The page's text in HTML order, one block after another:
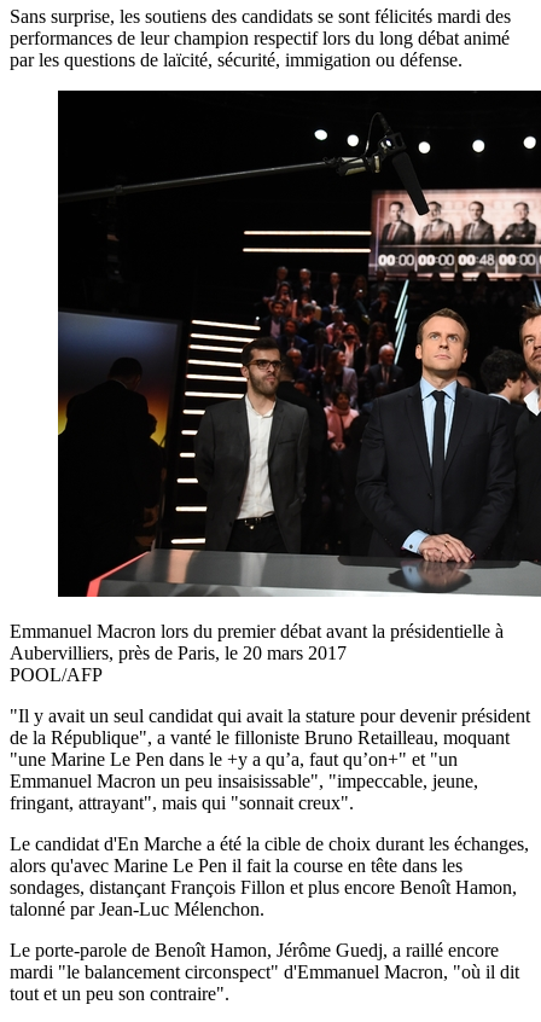
Sans surprise, les soutiens des candidats se sont félicités mardi des
performances de leur champion respectif lors du long débat animé
par les questions de laïcité, sécurité, immigation ou défense.
Emmanuel Macron lors du premier débat avant la présidentielle à
Aubervilliers, près de Paris, le 20 mars 2017
POOL/AFP
"Il y avait un seul candidat qui avait la stature pour devenir président
de la République", a vanté le filloniste Bruno Retailleau, moquant
"une Marine Le Pen dans le +y a qu’a, faut qu’on+" et "un
Emmanuel Macron un peu insaisissable", "impeccable, jeune,
fringant, attrayant", mais qui "sonnait creux".
Le candidat d'En Marche a été la cible de choix durant les échanges,
alors qu'avec Marine Le Pen il fait la course en tête dans les
sondages, distançant François Fillon et plus encore Benoît Hamon,
talonné par Jean-Luc Mélenchon.
Le porte-parole de Benoît Hamon, Jérôme Guedj, a raillé encore
mardi "le balancement circonspect" d'Emmanuel Macron, "où il dit
tout et un peu son contraire".